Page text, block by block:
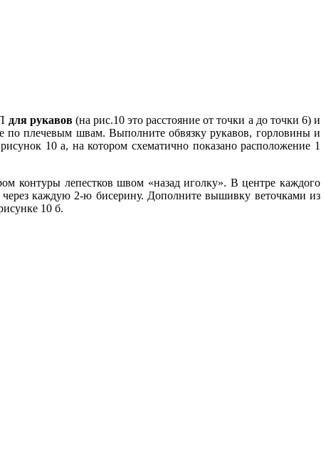
для рукавов(на рис.10 это расстояние от точки а до точки 6) и
по плечевым швам. Выполните обвязку рукавов, горловины и
10 а, на котором схематично показано расположение 1
лепестков швом «назад иголку». В центре каждого
каждую 2-ю бисерину. Дополните вышивку веточками из
10 б.